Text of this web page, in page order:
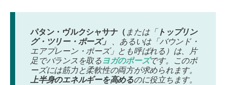
パタン・ヴルクシャサナ（ または「トップリン
グ・ツリー・ポーズ」
、あるいは「バウンド・
エアプレーン・ポーズ」とも呼ばれる）は、片
足でバランスを取るヨガのポーズです。このポ
ーズには筋力と柔軟性の両方が求められます。
上半身のエネルギーを高めるのに役立ちます。